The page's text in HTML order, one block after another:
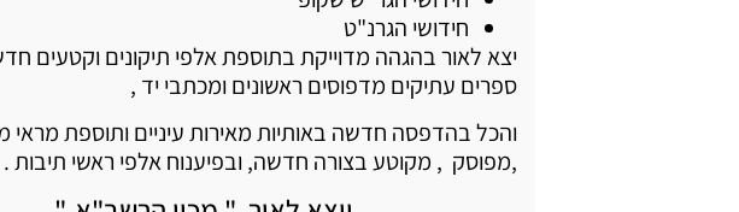
חידושי הגרנ"ט
יצא לאור בהגהה מדוייקת בתוספת אלפי תיקונים וקטעים
ספרים עתיקים מדפוסים ראשונים ומכתבי יד ,
והכל בהדפסה חדשה באותיות מאירות עיניים ותוספת מראי
,מפוסק , מקוטע בצורה חדשה, ובפיענוח אלפי ראשי תיבות .